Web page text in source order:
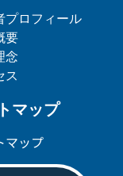
プロフィール
要
念
ス
マップ
マップ